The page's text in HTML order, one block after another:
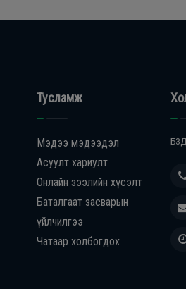
Тусламж
Мэдээ мэдээдэл
Асуулт хариулт
Онлайн зээлийн хүсэлт
Баталгаат засварын
үйлчилгээ
Чатаар холбогдох